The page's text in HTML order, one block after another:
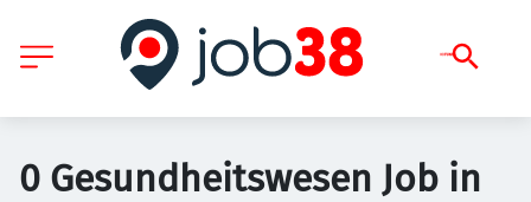
0 Gesundheitswesen Job in